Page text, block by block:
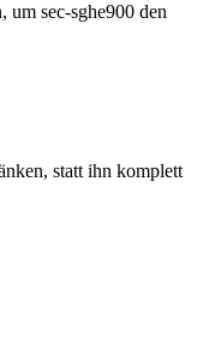
um sec-sghe900 den
statt ihn komplett